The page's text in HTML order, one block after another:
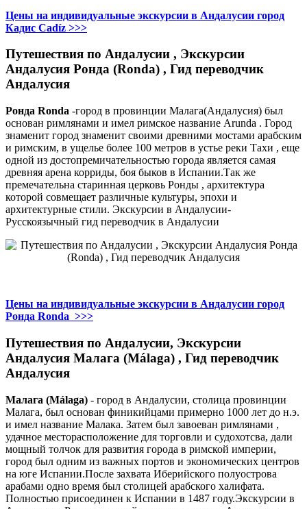
Цены на индивидуальные экскурсии в Андалусии город
Кадис Cadíz >>>
Путешествия по Андалусии , Экскурсии
Андалусия Ронда (Ronda) , Гид переводчик
Андалусия
Ронда Ronda -город в провинции Малага(Андалусия) был
основан римлянами и имел римское название Arunda . Город
знаменит город знаменит своими древними мостами арабским
и римским, в ущелье более 100 метров в устье реки Тахи , еще
одной из достопремичательностью города является самая
древняя арена корриды, боя быков в Испании.Так же
премечательна старинная церковь Ронды , архитектура
которой совмещает различные культуры, эпохи и
архитектурные стили. Экскурсии в Андалусии-
Русскоязычный гид переводчик в Андалусии
Цены на индивидуальные экскурсии в Андалусии город
Ронда Ronda >>>
Путешествия по Андалусии, Экскурсии
Андалусия Малага (Málaga) , Гид переводчик
Андалусия
Малага (Málaga) - город в Андалусии, столица провинции
Малага, был основан финикийцами примерно 1000 лет до н.э.
и имел название Малака. Затем был завоеван римлянами ,
удачное месторасположение для торговли и судохотсва, дали
мощный толчок для развития города в римской империи,
город был одним из важных портов и экономических центров
на юге Испании.После захвата Иберийского полуострова
арабами одно время был столицей арабского халифата.
Полностью присоединен к Испании в 1487 году.Экскурсии в